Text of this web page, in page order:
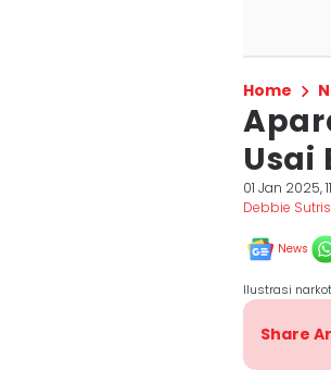
Home
Usai
01 Jan 2025,
Debbie
News
Ilustrasi
Share